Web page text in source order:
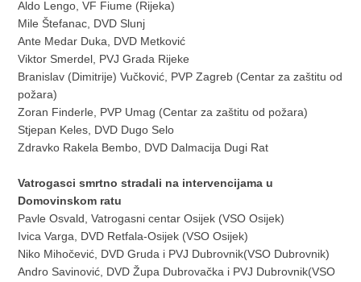
Aldo Lengo, VF Fiume (Rijeka)
Mile Štefanac, DVD Slunj
Ante Medar Duka, DVD Metković
Viktor Smerdel, PVJ Grada Rijeke
Branislav (Dimitrije) Vučković, PVP Zagreb (Centar za zaštitu od
požara)
Zoran Finderle, PVP Umag (Centar za zaštitu od požara)
Stjepan Keles, DVD Dugo Selo
Zdravko Rakela Bembo, DVD Dalmacija Dugi Rat
Vatrogasci smrtno stradali na intervencijama u
Domovinskom ratu
Pavle Osvald, Vatrogasni centar Osijek (VSO Osijek)
Ivica Varga, DVD Retfala-Osijek (VSO Osijek)
Niko Mihočević, DVD Gruda i PVJ Dubrovnik(VSO Dubrovnik)
Andro Savinović, DVD Župa Dubrovačka i PVJ Dubrovnik(VSO